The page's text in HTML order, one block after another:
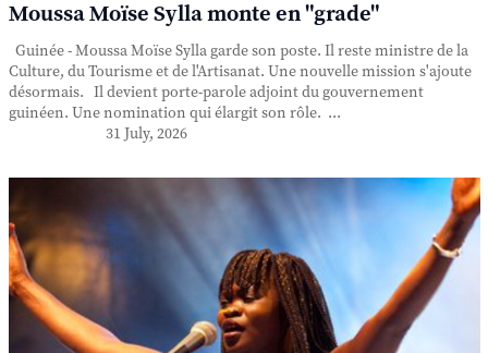
Moussa Moïse Sylla monte en "grade"
Guinée - Moussa Moïse Sylla garde son poste. Il reste ministre de la
Culture, du Tourisme et de l'Artisanat. Une nouvelle mission s'ajoute
désormais. Il devient porte-parole adjoint du gouvernement
guinéen. Une nomination qui élargit son rôle. ...
31 July, 2026